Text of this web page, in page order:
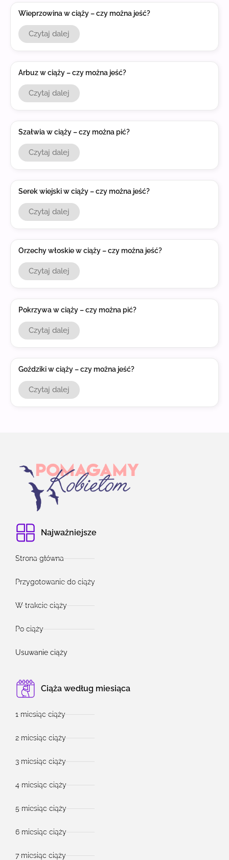
Wieprzowina w ciąży – czy można jeść?
Czytaj dalej
Arbuz w ciąży – czy można jeść?
Czytaj dalej
Szałwia w ciąży – czy można pić?
Czytaj dalej
Serek wiejski w ciąży – czy można jeść?
Czytaj dalej
Orzechy włoskie w ciąży – czy można jeść?
Czytaj dalej
Pokrzywa w ciąży – czy można pić?
Czytaj dalej
Goździki w ciąży – czy można jeść?
Czytaj dalej
Najważniejsze
Strona główna
Przygotowanie do ciąży
W trakcie ciąży
Po ciąży
Usuwanie ciąży
Ciąża według miesiąca
1 miesiąc ciąży
2 miesiąc ciąży
3 miesiąc ciąży
4 miesiąc ciąży
5 miesiąc ciąży
6 miesiąc ciąży
7 miesiąc ciąży